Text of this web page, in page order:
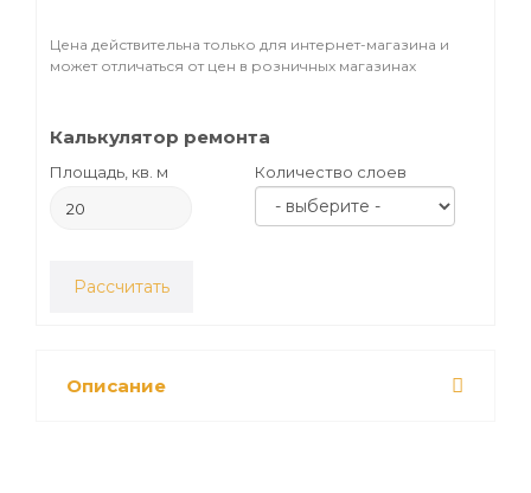
Цена действительна только для интернет-магазина и
может отличаться от цен в розничных магазинах
Калькулятор ремонта
Площадь, кв. м Количество слоев
Рассчитать
Описание